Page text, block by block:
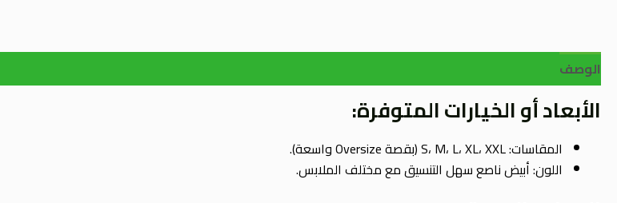
الوصف
الأبعاد أو الخيارات المتوفرة:
المقاسات: S، M، L، XL، XXL (بقصة Oversize واسعة).
اللون: أبيض ناصع سهل التنسيق مع مختلف الملابس.